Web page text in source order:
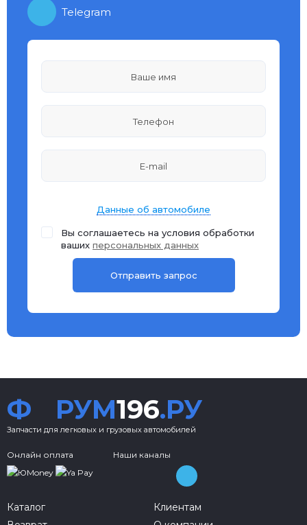
Telegram
Данные об автомобиле
Вы соглашаетесь на условия обработки
ваших персональных данных
Ф РУМ196.РУ
Запчасти для легковых и грузовых автомобилей
Онлайн оплата Наши каналы
Каталог
Клиентам